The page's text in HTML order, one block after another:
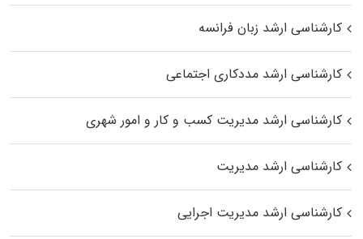
کارشناسی ارشد زبان فرانسه
کارشناسی ارشد مددکاری اجتماعی
کارشناسی ارشد مدیریت کسب و کار و امور شهری
کارشناسی ارشد مدیریت
کارشناسی ارشد مدیریت اجرایی